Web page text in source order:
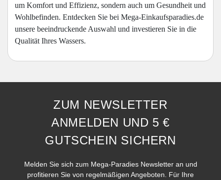
um Komfort und Effizienz, sondern auch um Gesundheit und
Wohlbefinden. Entdecken Sie bei Mega-Einkaufsparadies.de
unsere beeindruckende Auswahl und investieren Sie in die
Qualität Ihres Wassers.
ZUM NEWSLETTER
ANMELDEN UND 5 €
GUTSCHEIN SICHERN
Melden Sie sich zum Mega-Paradies Newsletter an und
profitieren Sie von regelmäßigen Angeboten. Für Ihre